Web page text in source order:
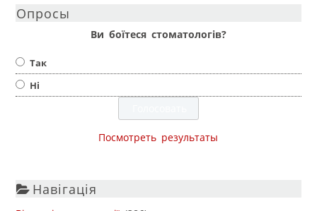
Опросы
Ви боїтеся стоматологів?
Так
Ні
Посмотреть результаты
Навігація